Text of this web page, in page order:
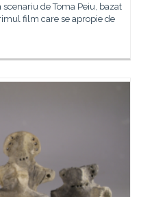
de Toma Peiu, bazat
film care se apropie de